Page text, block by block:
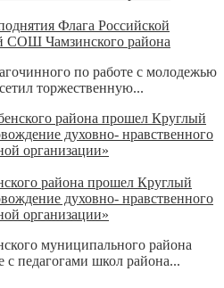
Флага Российской
СОШ Чамзинского района
по работе с молодежью
торжественную...
района прошел Круглый
духовно- нравственного
организации»
муниципального района
с педагогами школ района...